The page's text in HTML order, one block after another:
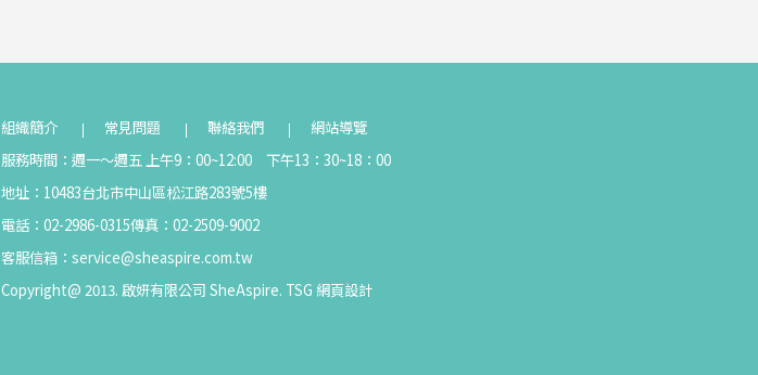
組織簡介 常見問題 聯絡我們
網站導覽
服務時間：週一～週五 上午9：00~12:00 下午13：30~18：00
地址：10483台北市中山區松江路283號5樓
電話：02-2986-0315傳真：02-2509-9002
客服信箱： service@sheaspire.com.tw
Copyright@ 2013. 啟妍有限公司 SheAspire. TSG 網頁設計